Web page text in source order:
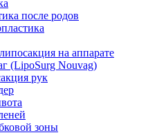
после родов
на аппарате
(LipoSurg Nouvag)
рук
зоны